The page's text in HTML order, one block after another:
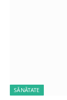
SĂNĂTATE